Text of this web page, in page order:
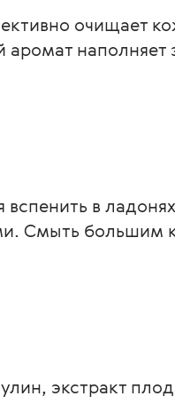
очищает
аромат
вспенить в
Смыть большим
экстракт